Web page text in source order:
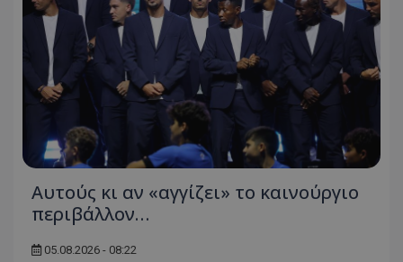
Αυτούς κι αν «αγγίζει» το καινούργιο
περιβάλλον…
05.08.2026 - 08:22